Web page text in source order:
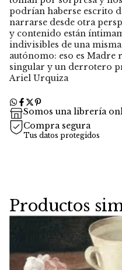
podrían haberse escrito
narrarse desde otra
y contenido están
indivisibles de una
autónomo: eso es Madre
singular y un derrotero
Ariel Urquiza
Somos una librería
Compra segura
Tus datos protegidos
Productos